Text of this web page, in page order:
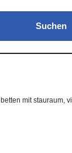
Suchen
betten mit stauraum